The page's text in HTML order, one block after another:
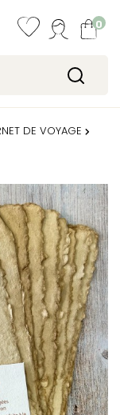
0
DE VOYAGE